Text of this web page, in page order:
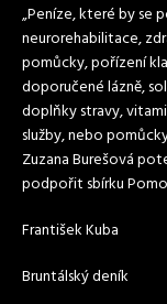
„Peníze, které by se
neurorehabilitace,
pomůcky, pořízení
doporučené lázně,
doplňky stravy,
služby, nebo
Zuzana Burešová
podpořit sbírku
František Kuba
Bruntálský deník